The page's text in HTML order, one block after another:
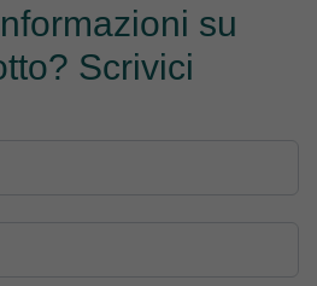
su
Scrivici